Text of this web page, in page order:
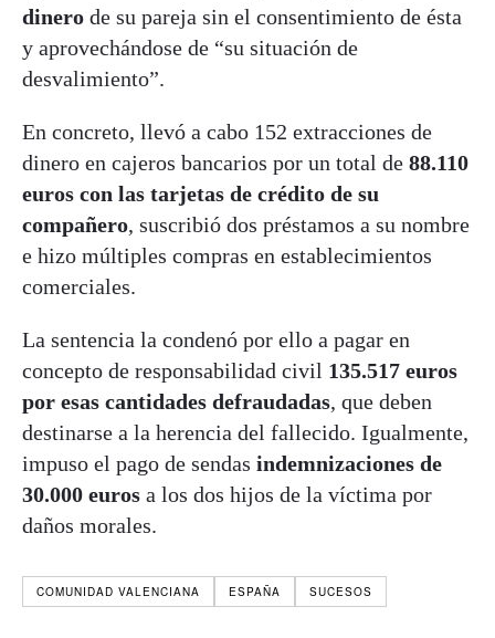
dinero de su pareja sin el consentimiento de ésta
y aprovechándose de “su situación de
desvalimiento”.
En concreto, llevó a cabo 152 extracciones de
dinero en cajeros bancarios por un total de 88.110
euros con las tarjetas de crédito de su
compañero, suscribió dos préstamos a su nombre
e hizo múltiples compras en establecimientos
comerciales.
La sentencia la condenó por ello a pagar en
concepto de responsabilidad civil 135.517 euros
por esas cantidades defraudadas, que deben
destinarse a la herencia del fallecido. Igualmente,
impuso el pago de sendas indemnizaciones de
30.000 euros a los dos hijos de la víctima por
daños morales.
COMUNIDAD VALENCIANA ESPAÑA SUCESOS